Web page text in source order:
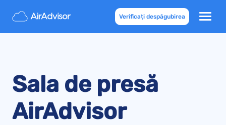
Verificați despăgubirea
Sala de presă
AirAdvisor